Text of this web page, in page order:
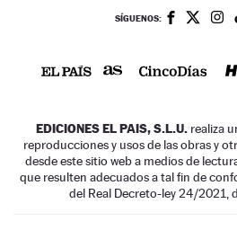
SÍGUENOS:
EDICIONES EL PAIS, S.L.U. realiza
reproducciones y usos de las obras y
desde este sitio web a medios de
que resulten adecuados a tal fin de
del Real Decreto-ley 24/2021,